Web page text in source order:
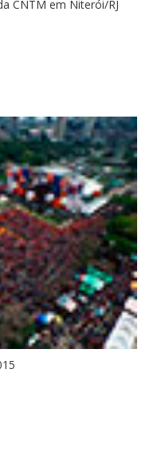
CNTM em Niterói/RJ